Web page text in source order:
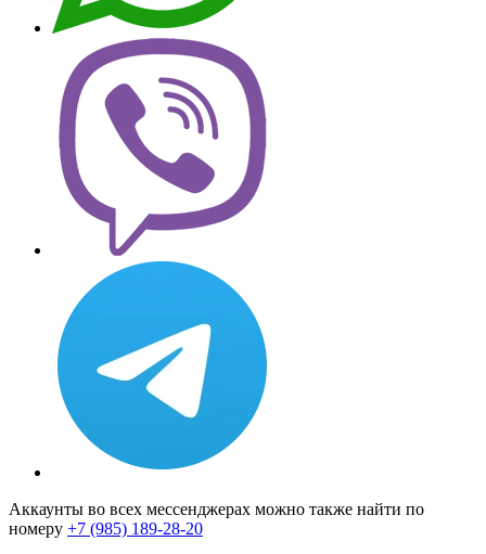
Аккаунты во всех мессенджерах можно также найти по
номеру +7 (985) 189-28-20